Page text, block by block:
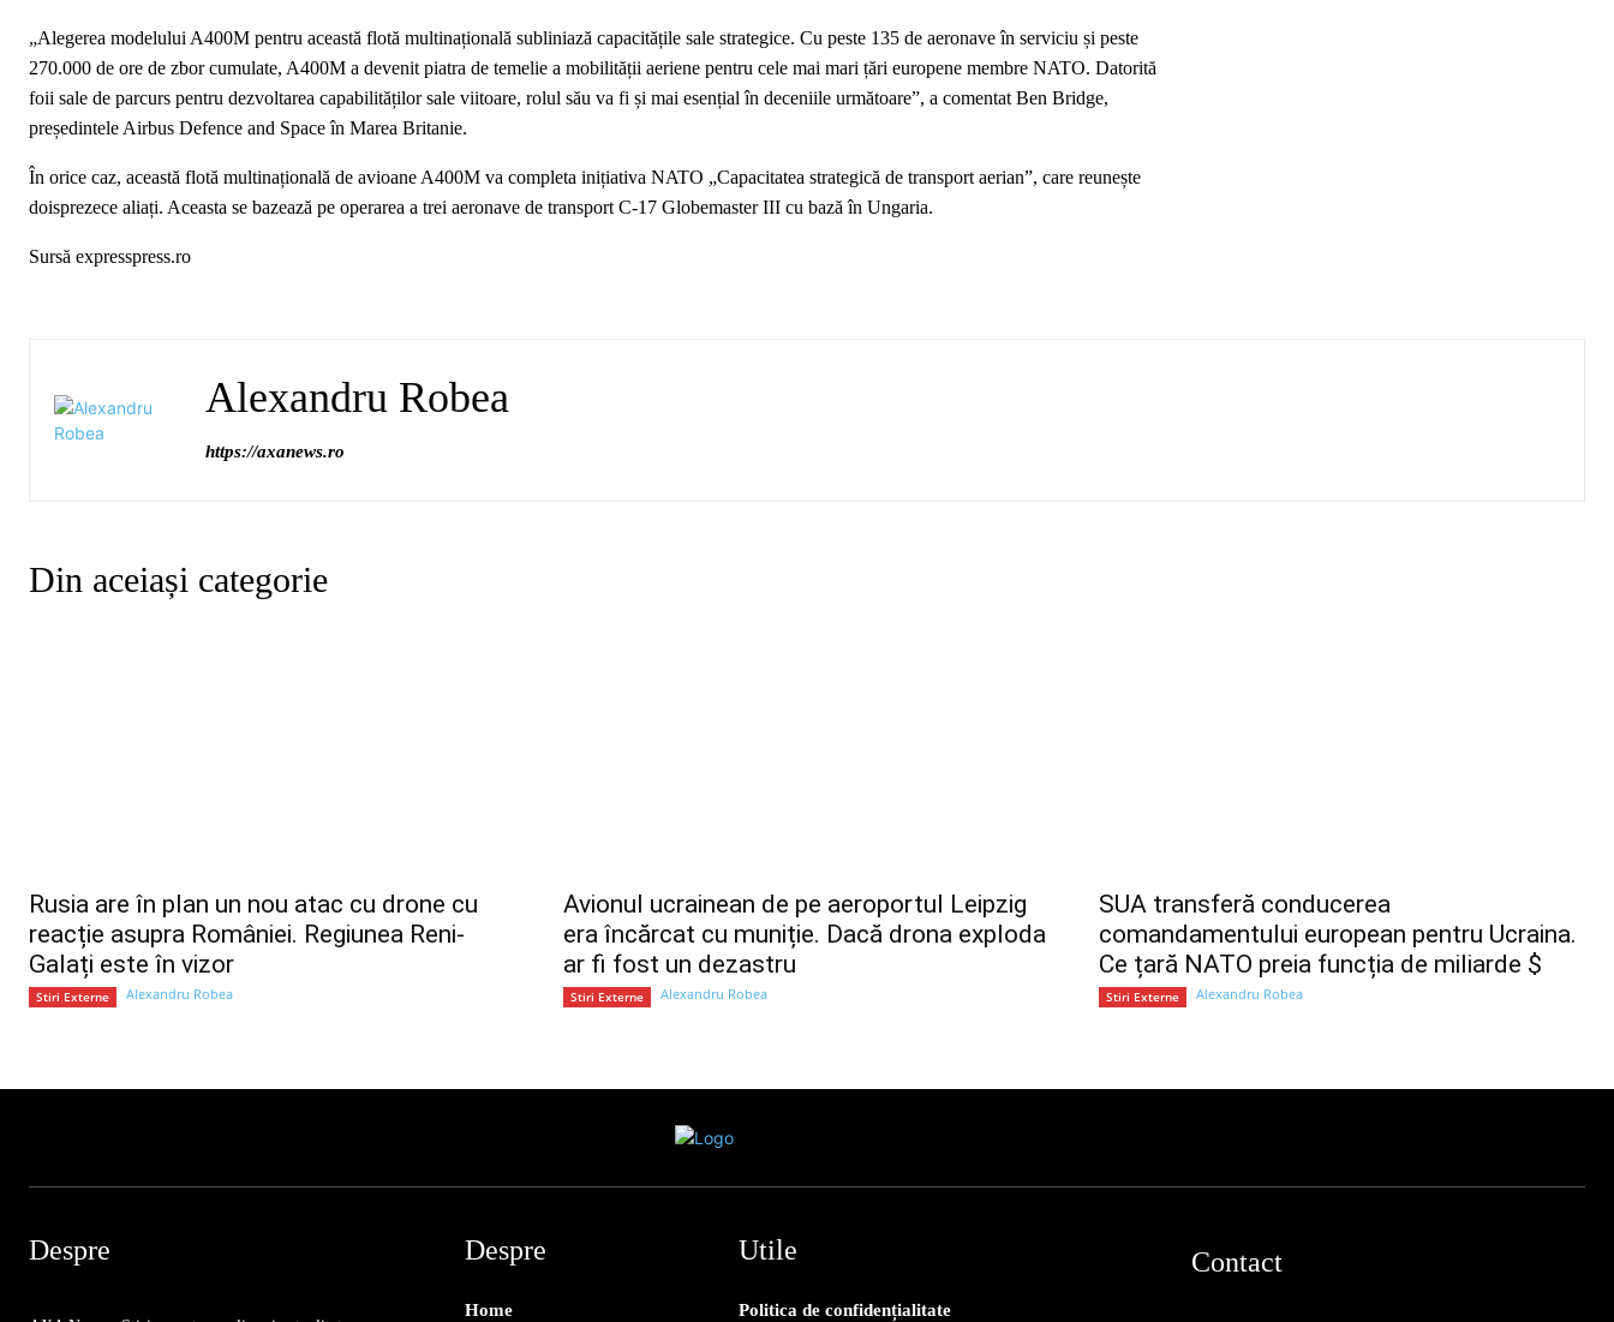
„Alegerea modelului A400M pentru această flotă multinațională subliniază capacitățile sale strategice. Cu peste 135 de aeronave în serviciu și peste
270.000 de ore de zbor cumulate, A400M a devenit piatra de temelie a mobilității aeriene pentru cele mai mari țări europene membre NATO. Datorită
foii sale de parcurs pentru dezvoltarea capabilităților sale viitoare, rolul său va fi și mai esențial în deceniile următoare”, a comentat Ben Bridge,
președintele Airbus Defence and Space în Marea Britanie.
În orice caz, această flotă multinațională de avioane A400M va completa inițiativa NATO „Capacitatea strategică de transport aerian”, care reunește
doisprezece aliați. Aceasta se bazează pe operarea a trei aeronave de transport C-17 Globemaster III cu bază în Ungaria.
Sursă expresspress.ro
Alexandru Robea
https://axanews.ro
Din aceiași categorie
Rusia are în plan un nou atac cu drone cu
reacție asupra României. Regiunea Reni-
Galați este în vizor
Stiri Externe Alexandru Robea
Avionul ucrainean de pe aeroportul Leipzig
era încărcat cu muniție. Dacă drona exploda
ar fi fost un dezastru
Stiri Externe Alexandru Robea
SUA transferă conducerea
comandamentului european pentru Ucraina.
Ce țară NATO preia funcția de miliarde $
Stiri Externe Alexandru Robea
Despre Despre
Home
Utile
Politica de confidențialitate
Contact